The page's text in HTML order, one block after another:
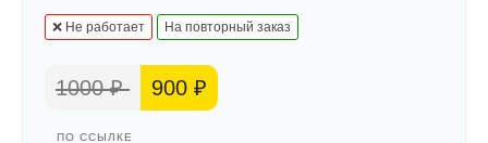
❌ Не работает На повторный заказ
1000 ₽ 900 ₽